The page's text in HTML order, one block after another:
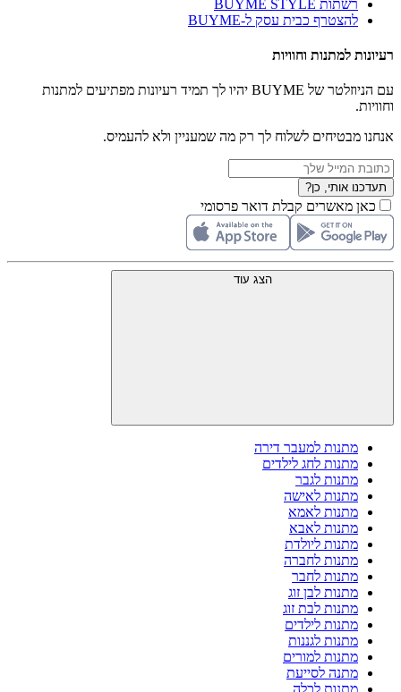
רשתות BUYME STYLE
להצטרף כבית עסק ל-BUYME
רעיונות למתנות וחוויות
עם הניוזלטר של BUYME יהיו לך תמיד רעיונות מפתיעים למתנות
וחוויות.
אנחנו מבטיחים לשלוח לך רק מה שמעניין ולא להעמיס.
תעדכנו אותי, כן?
כאן מאשרים קבלת דואר פרסומי
הצג עוד
מתנות למעבר דירה
מתנות לחג לילדים
מתנות לגבר
מתנות לאישה
מתנות לאמא
מתנות לאבא
מתנות ליולדת
מתנות לחברה
מתנות לחבר
מתנות לבן זוג
מתנות לבת זוג
מתנות לילדים
מתנות לגננות
מתנות למורים
מתנה לסייעת
מתנות לכלה